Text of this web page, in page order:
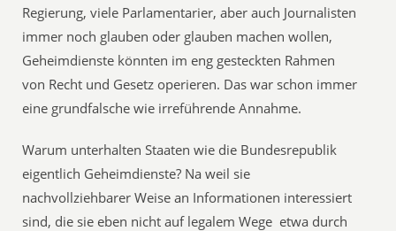
Regierung, viele Parlamentarier, aber auch Journalisten
immer noch glauben oder glauben machen wollen,
Geheimdienste könnten im eng gesteckten Rahmen
von Recht und Gesetz operieren. Das war schon immer
eine grundfalsche wie irreführende Annahme.
Warum unterhalten Staaten wie die Bundesrepublik
eigentlich Geheimdienste? Na weil sie
nachvollziehbarer Weise an Informationen interessiert
sind, die sie eben nicht auf legalem Wege  etwa durch